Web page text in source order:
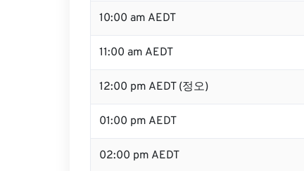
10:00 am AEDT
11:00 am AEDT
12:00 pm AEDT (정오)
01:00 pm AEDT
02:00 pm AEDT